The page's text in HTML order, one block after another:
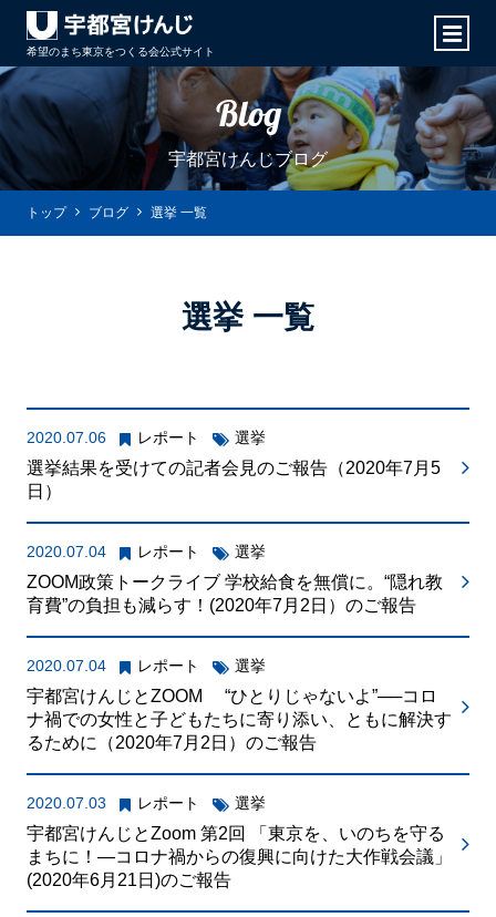
希望のまち東京をつくる会公式サイト
Blog
宇都宮けんじブログ
トップ ブログ 選挙 一覧
選挙 一覧
2020.07.06 レポート 選挙
選挙結果を受けての記者会見のご報告（2020年7月5
日）
2020.07.04 レポート 選挙
ZOOM政策トークライブ 学校給食を無償に。“隠れ教
育費”の負担も減らす！(2020年7月2日）のご報告
2020.07.04 レポート 選挙
宇都宮けんじとZOOM “ひとりじゃないよ”──コロ
ナ禍での女性と子どもたちに寄り添い、ともに解決す
るために（2020年7月2日）のご報告
2020.07.03 レポート 選挙
宇都宮けんじとZoom 第2回 「東京を、いのちを守る
まちに！―コロナ禍からの復興に向けた大作戦会議」
(2020年6月21日)のご報告